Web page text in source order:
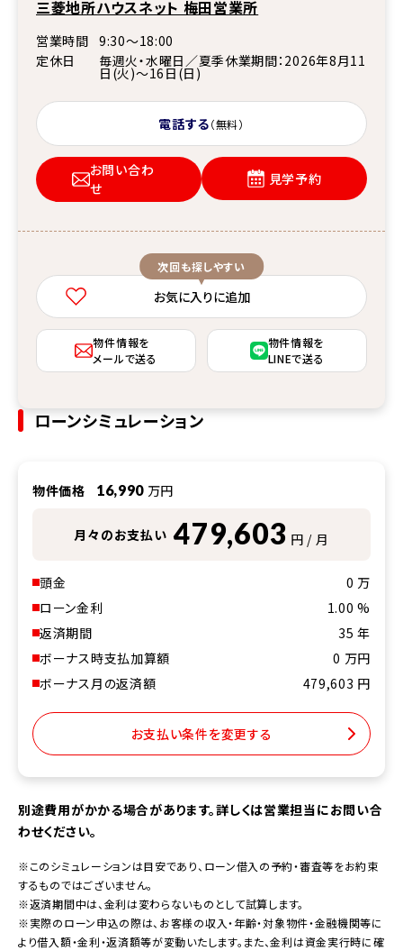
三菱地所ハウスネット 梅田営業所
営業時間 9:30～18:00
定休日
毎週火・水曜日／夏季休業期間：2026年8月11
日(火)～16日(日)
電話する（無料）
見学予約
お問い合わ
せ
次回も探しやすい
お気に入りに追加
物件情報を
メールで送る
物件情報を
LINEで送る
ローンシミュレーション
物件価格 16,990 万円
月々のお支払い 479,603 円 / 月
頭金 0 万
ローン金利
1.00 %
返済期間
35 年
ボーナス時支払加算額
0 万円
ボーナス月の返済額
479,603 円
お支払い条件を変更する
別途費用がかかる場合があります。詳しくは営業担当にお問い合
わせください。
※このシミュレーションは目安であり、ローン借入の予約・審査等をお約束
するものではございません。
※返済期間中は、金利は変わらないものとして試算します。
※実際のローン申込の際は、お客様の収入・年齢・対象物件・金融機関等に
より借入額・金利・返済額等が変動いたします。また、金利は資金実行時に確